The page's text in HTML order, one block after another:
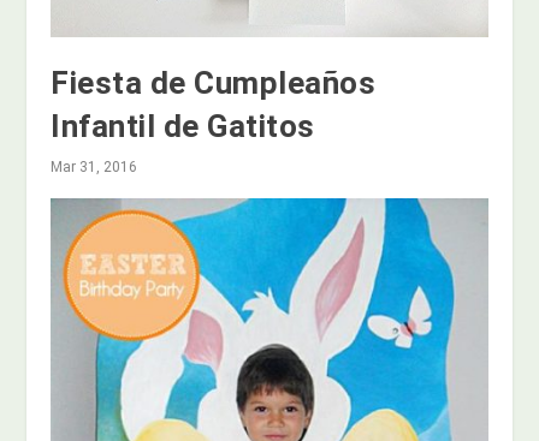
Fiesta de Cumpleaños
Infantil de Gatitos
Mar 31, 2016